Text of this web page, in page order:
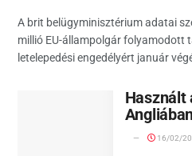
A brit belügyminisztérium adatai
millió EU-állampolgár folyamodott
letelepedési engedélyért január
Használt
16/02/